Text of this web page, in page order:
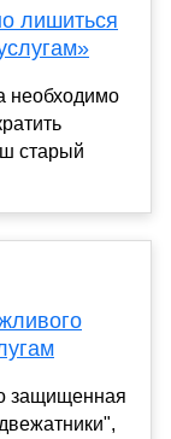
лишиться
необходимо
старый
защищенная